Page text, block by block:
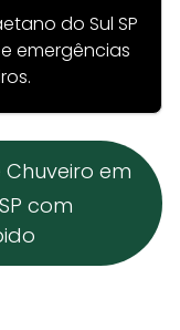
do Sul SP
emergências
em
com